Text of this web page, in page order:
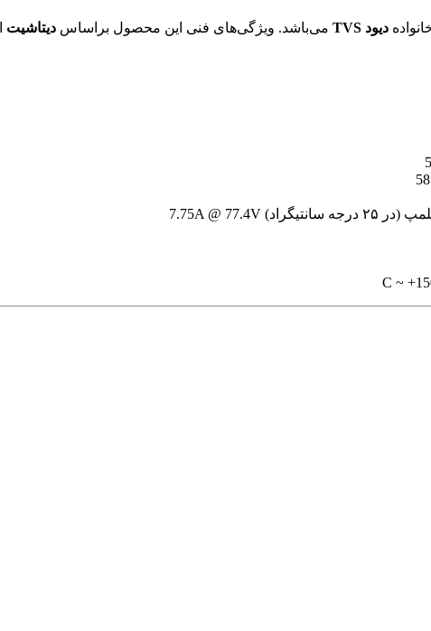
دیود TVS می‌باشد. ویژگی‌های فنی این محصول براساس دیتاشیت
سانتیگراد)
7.75A @ 77.4V